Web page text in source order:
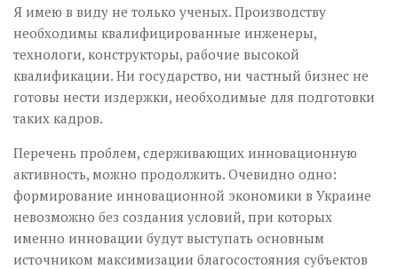
Я имею в виду не только ученых. Производству
необходимы квалифицированные инженеры,
технологи, конструкторы, рабочие высокой
квалификации. Ни государство, ни частный бизнес не
готовы нести издержки, необходимые для подготовки
таких кадров.
Перечень проблем, сдерживающих инновационную
активность, можно продолжить. Очевидно одно:
формирование инновационной экономики в Украине
невозможно без создания условий, при которых
именно инновации будут выступать основным
источником максимизации благосостояния субъектов